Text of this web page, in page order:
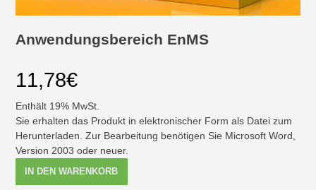
Anwendungsbereich EnMS
11,78€
Enthält 19% MwSt.
Sie erhalten das Produkt in elektronischer Form als Datei zum
Herunterladen. Zur Bearbeitung benötigen Sie Microsoft Word,
Version 2003 oder neuer.
IN DEN WARENKORB